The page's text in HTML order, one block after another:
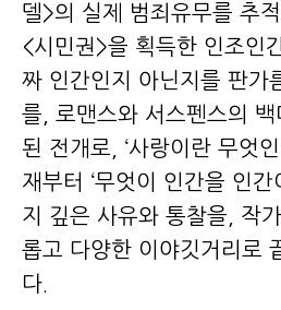
델>의 실제 범죄유무를 추
<시민권>을 획득한 인조인
짜 인간인지 아닌지를 판가
를, 로맨스와 서스펜스의
된 전개로, ‘사랑이란 무엇
재부터 ‘무엇이 인간을 인간
지 깊은 사유와 통찰을, 작
롭고 다양한 이야깃거리로
다.